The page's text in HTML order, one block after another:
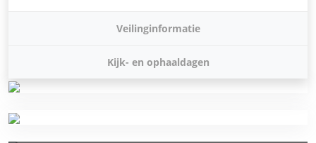
Veilinginformatie
Kijk- en ophaaldagen